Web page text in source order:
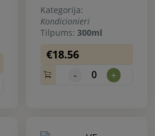
Kategorija:
Kondicionieri
Tilpums: 300ml
€18.56
- 0 +